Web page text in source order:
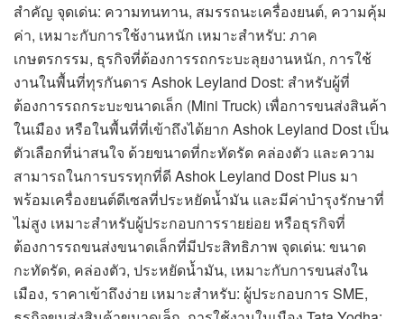
สำคัญ จุดเด่น: ความทนทาน, สมรรถนะเครื่องยนต์, ความคุ้ม
ค่า, เหมาะกับการใช้งานหนัก เหมาะสำหรับ: ภาค
เกษตรกรรม, ธุรกิจที่ต้องการรถกระบะลุยงานหนัก, การใช้
งานในพื้นที่ทุรกันดาร Ashok Leyland Dost: สำหรับผู้ที่
ต้องการรถกระบะขนาดเล็ก (Mini Truck) เพื่อการขนส่งสินค้า
ในเมือง หรือในพื้นที่ที่เข้าถึงได้ยาก Ashok Leyland Dost เป็น
ตัวเลือกที่น่าสนใจ ด้วยขนาดที่กะทัดรัด คล่องตัว และความ
สามารถในการบรรทุกที่ดี Ashok Leyland Dost Plus มา
พร้อมเครื่องยนต์ดีเซลที่ประหยัดน้ำมัน และมีค่าบำรุงรักษาที่
ไม่สูง เหมาะสำหรับผู้ประกอบการรายย่อย หรือธุรกิจที่
ต้องการรถขนส่งขนาดเล็กที่มีประสิทธิภาพ จุดเด่น: ขนาด
กะทัดรัด, คล่องตัว, ประหยัดน้ำมัน, เหมาะกับการขนส่งใน
เมือง, ราคาเข้าถึงง่าย เหมาะสำหรับ: ผู้ประกอบการ SME,